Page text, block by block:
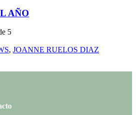
AÑO
5
, JOANNE RUELOS DIAZ